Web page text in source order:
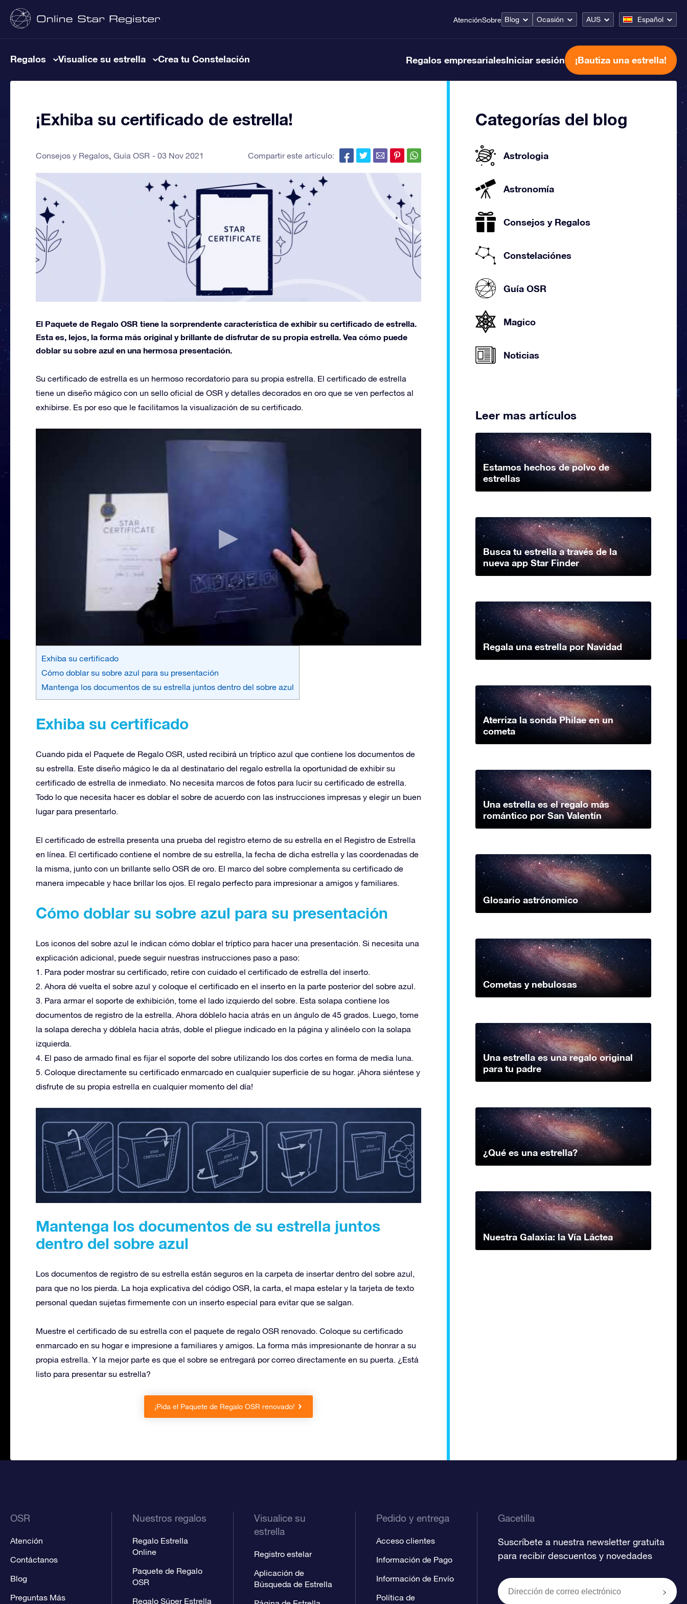
AtenciónSobre Blog Ocasión AUS Español
Regalos Visualice su estrella Crea tu Constelación Regalos empresarialesIniciar sesión ¡Bautiza una estrella!
¡Exhiba su certificado de estrella!
Consejos y Regalos Guía OSR 03 Nov 2021 Compartir este artículo:
El Paquete de Regalo OSR tiene la sorprendente característica de exhibir su certificado de estrella.
Esta es, lejos, la forma más original y brillante de disfrutar de su propia estrella. Vea cómo puede
doblar su sobre azul en una hermosa presentación.
Su certificado de estrella es un hermoso recordatorio para su propia estrella. El certificado de estrella
tiene un diseño mágico con un sello oficial de OSR y detalles decorados en oro que se ven perfectos al
exhibirse. Es por eso que le facilitamos la visualización de su certificado.
Exhiba su certificado
Cómo doblar su sobre azul para su presentación
Mantenga los documentos de su estrella juntos dentro del sobre azul
Exhiba su certificado
Cuando pida el Paquete de Regalo OSR, usted recibirá un tríptico azul que contiene los documentos de
su estrella. Este diseño mágico le da al destinatario del regalo estrella la oportunidad de exhibir su
certificado de estrella de inmediato. No necesita marcos de fotos para lucir su certificado de estrella.
Todo lo que necesita hacer es doblar el sobre de acuerdo con las instrucciones impresas y elegir un buen
lugar para presentarlo.
El certificado de estrella presenta una prueba del registro eterno de su estrella en el Registro de Estrella
en línea. El certificado contiene el nombre de su estrella, la fecha de dicha estrella y las coordenadas de
la misma, junto con un brillante sello OSR de oro. El marco del sobre complementa su certificado de
manera impecable y hace brillar los ojos. El regalo perfecto para impresionar a amigos y familiares.
Cómo doblar su sobre azul para su presentación
Los iconos del sobre azul le indican cómo doblar el tríptico para hacer una presentación. Si necesita una
explicación adicional, puede seguir nuestras instrucciones paso a paso:
1. Para poder mostrar su certificado, retire con cuidado el certificado de estrella del inserto.
2. Ahora dé vuelta el sobre azul y coloque el certificado en el inserto en la parte posterior del sobre azul.
3. Para armar el soporte de exhibición, tome el lado izquierdo del sobre. Esta solapa contiene los
documentos de registro de la estrella. Ahora dóblelo hacia atrás en un ángulo de 45 grados. Luego, tome
la solapa derecha y dóblela hacia atrás, doble el pliegue indicado en la página y alinéelo con la solapa
izquierda.
4. El paso de armado final es fijar el soporte del sobre utilizando los dos cortes en forma de media luna.
5. Coloque directamente su certificado enmarcado en cualquier superficie de su hogar. ¡Ahora siéntese y
disfrute de su propia estrella en cualquier momento del día!
Mantenga los documentos de su estrella juntos
dentro del sobre azul
Los documentos de registro de su estrella están seguros en la carpeta de insertar dentro del sobre azul,
para que no los pierda. La hoja explicativa del código OSR, la carta, el mapa estelar y la tarjeta de texto
personal quedan sujetas firmemente con un inserto especial para evitar que se salgan.
Muestre el certificado de su estrella con el paquete de regalo OSR renovado. Coloque su certificado
enmarcado en su hogar e impresione a familiares y amigos. La forma más impresionante de honrar a su
propia estrella. Y la mejor parte es que el sobre se entregará por correo directamente en su puerta. ¿Está
listo para presentar su estrella?
¡Pida el Paquete de Regalo OSR renovado!
Categorías del blog
Astrologia
Astronomía
Consejos y Regalos
Constelaciónes
Guía OSR
Magico
Noticias
Leer mas artículos
Estamos hechos de polvo de
estrellas
Busca tu estrella a través de la
nueva app Star Finder
Regala una estrella por Navidad
Aterriza la sonda Philae en un
cometa
Una estrella es el regalo más
romántico por San Valentín
Glosario astrónomico
Cometas y nebulosas
Una estrella es una regalo original
para tu padre
¿Qué es una estrella?
Nuestra Galaxia: la Vía Láctea
OSR
Atención
Contáctanos
Blog
Preguntas Más
Nuestros regalos
Regalo Estrella
Online
Paquete de Regalo
OSR
Regalo Súper Estrella
Visualice su
estrella
Registro estelar
Aplicación de
Búsqueda de Estrella
Pedido y entrega
Acceso clientes
Información de Pago
Información de Envío
Política de
Gacetilla
Suscríbete a nuestra newsletter gratuita
para recibir descuentos y novedades